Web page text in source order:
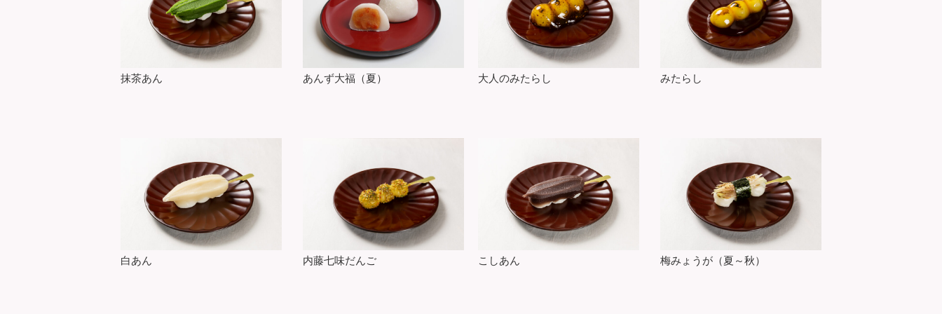
抹茶あん あんず大福（夏） 大人のみたらし みたらし
白あん 内藤七味だんご こしあん 梅みょうが（夏～秋）